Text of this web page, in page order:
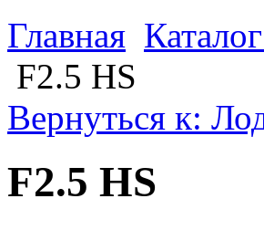
Главная
F2.5 HS
Вернуться к:
F2.5 HS